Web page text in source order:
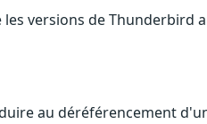
versions de Thunderbird
au déréférencement